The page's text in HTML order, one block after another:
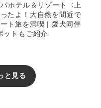
ホテル＆リゾート〈上
たよ！大自然を間近で
ト旅を満喫 | 愛犬同伴
ットもご紹介
と見る